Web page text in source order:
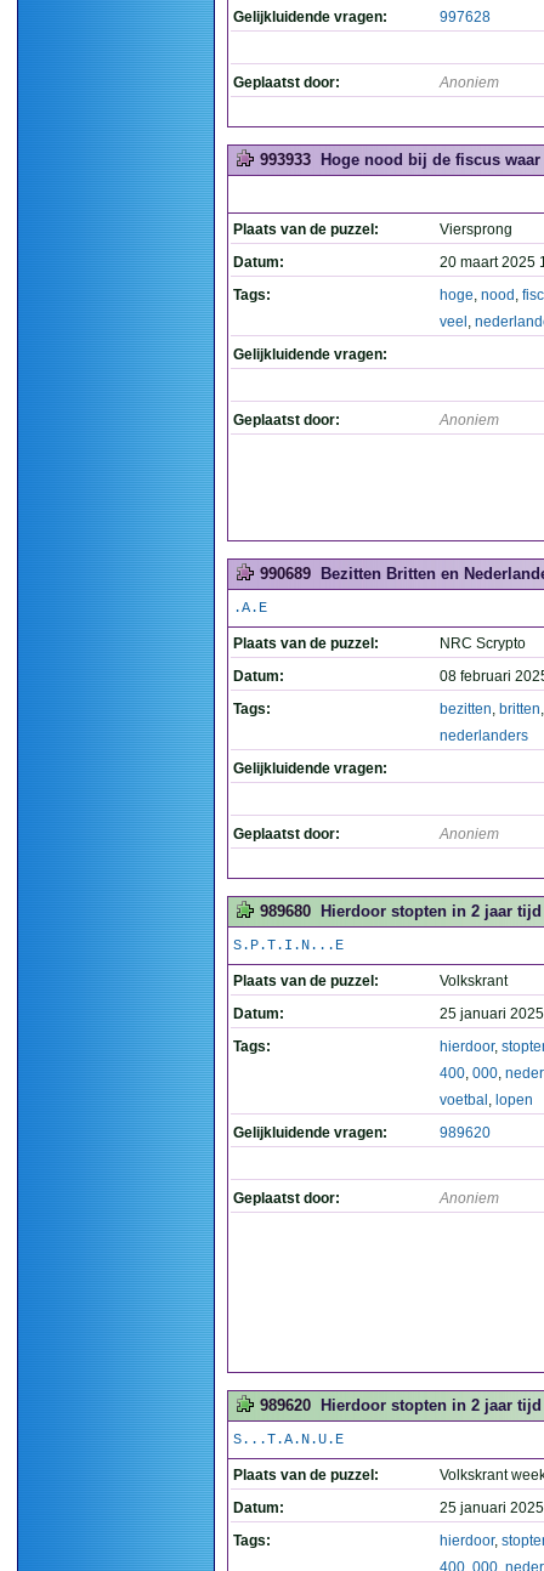
Gelijkluidende vragen:
997628
Geplaatst door: Anoniem
993933 Hoge nood bij de fiscus
Plaats van de puzzel:
Viersprong
Datum:
20 maart 2025
Tags:
hoge, nood ,
veel ,
Gelijkluidende vragen:
Geplaatst door: Anoniem
990689 Bezitten Britten en
.A.E
Plaats van de puzzel:
NRC Scrypto
Datum:
08 februari
Tags:
bezitten, britten,
nederlanders
Gelijkluidende vragen:
Geplaatst door: Anoniem
989680 Hierdoor stopten in 2 jaar
S.P.T.I.N...E
Plaats van de puzzel:
Volkskrant
Datum:
25 januari
Tags:
hierdoor,
400, 000,
voetbal , lopen
Gelijkluidende vragen:
989620
Geplaatst door: Anoniem
989620 Hierdoor stopten in 2 jaar
S...T.A.N.U.E
Plaats van de puzzel:
Volkskrant
Datum:
25 januari
Tags:
hierdoor,
400 000